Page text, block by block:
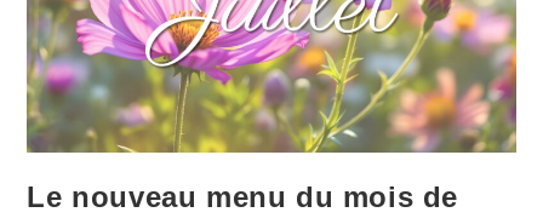
Le nouveau menu du mois de